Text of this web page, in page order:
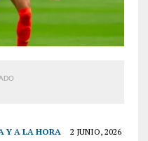
Y A LA HORA 2 JUNIO, 2026